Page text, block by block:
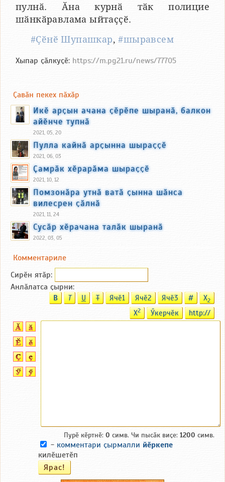
пулнӑ. Ӑна курнӑ тӑк полицие
шӑнкӑравлама ыйтаҫҫӗ.
#Ҫӗнӗ Шупашкар,#шыравсем
Хыпар ҫӑлкуҫӗ: https://m.pg21.ru/news/77705
Ҫавӑн пекех пӑхӑр
Икӗ арҫын ачана ҫӗрӗпе шыранӑ, балкон
айӗнче тупнӑ
2021, 05, 20
Пулла кайнӑ арҫынна шыраҫҫӗ
2021, 06, 03
Ҫамрӑк хӗрарӑма шыраҫҫӗ
2021, 10, 12
Помзонӑра утнӑ ватӑ ҫынна шӑнса
вилесрен ҫӑлнӑ
2021, 11, 24
Сусӑр хӗрачана талӑк шыранӑ
2022, 03, 05
Комментариле
Сирӗн ятӑp:
Анлӑлатса ҫырни:
B T U T Ячӗ1 Ячӗ2 Ячӗ3 # X2
X2 Ӳкерчӗк http://
Пурӗ кӗртнӗ: 0 симв. Чи пысӑк виҫе: 1200 симв.
- комментари ҫырмалли йӗркепе
килӗшетӗп